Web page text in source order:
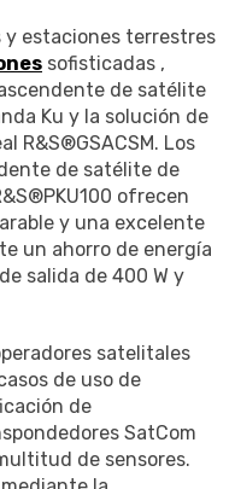
y estaciones terrestres
sofisticadas ,
de satélite
Ku y la solución de
R&S®GSACSM. Los
de satélite de
ofrecen
y una excelente
un ahorro de energía
salida de 400 W y
satelitales
de uso de
de
SatCom
de sensores.